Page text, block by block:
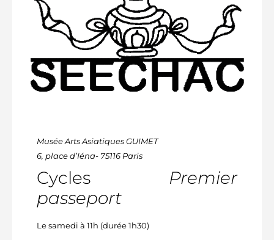
Musée Arts Asiatiques GUIMET
6, place d’Iéna- 75116 Paris
Cycles Premier
passeport
Le samedi à 11h (durée 1h30)